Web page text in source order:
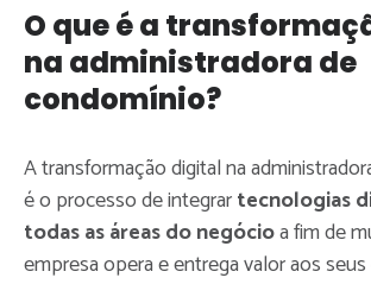
O que é a
na administradora de
condomínio?
A transformação digital na
é o processo de integrartecnologias
todas as áreas do negócioa fim de
empresa opera e entrega valor aos